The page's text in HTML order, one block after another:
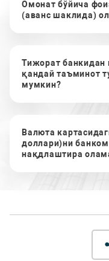
Омонат бўйича
(аванс шаклида)
Тижорат банкидан
қандай таъминот
мумкин?
Валюта
доллари)ни
нақдлаштира